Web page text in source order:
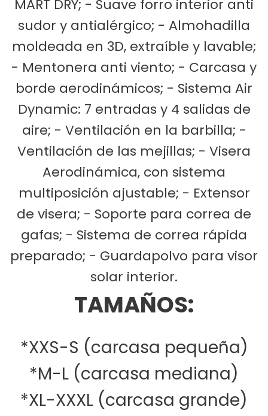
MART DRY; - Suave forro interior anti
sudor y antialérgico; - Almohadilla
moldeada en 3D, extraíble y lavable;
- Mentonera anti viento; - Carcasa y
borde aerodinámicos; - Sistema Air
Dynamic: 7 entradas y 4 salidas de
aire; - Ventilación en la barbilla; -
Ventilación de las mejillas; - Visera
Aerodinámica, con sistema
multiposición ajustable; - Extensor
de visera; - Soporte para correa de
gafas; - Sistema de correa rápida
preparado; - Guardapolvo para visor
solar interior.
TAMAÑOS:
*XXS-S (carcasa pequeña)
*M-L (carcasa mediana)
*XL-XXXL (carcasa grande)